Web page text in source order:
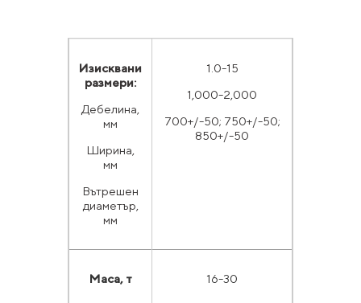
Изисквани
размери:
Дебелина,
мм
Ширина,
мм
Вътрешен
диаметър,
мм
1.0-15
1,000-2,000
700+/-50; 750+/-50;
850+/-50
Маса, т 16-30